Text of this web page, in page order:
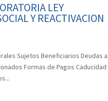
LEY
Y REACTIVACION
Sujetos Beneficiarios Deudas a
Formas de Pagos Caducidad